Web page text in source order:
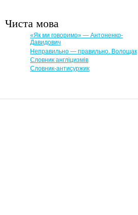
Чиста мова
«Як ми говоримо» — Антоненко-
Давидович
Неправильно — правильно. Волощак
Словник англіцизмів
Словник-антисуржик